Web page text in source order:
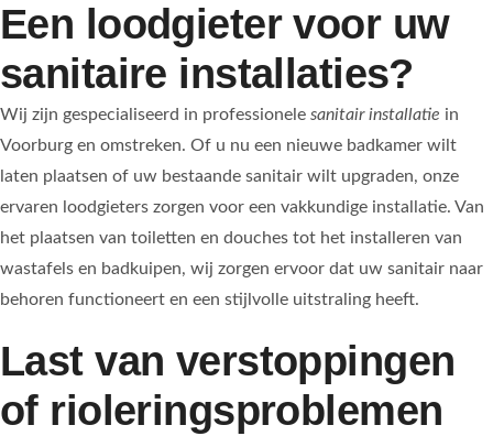
Een loodgieter voor uw
sanitaire installaties?
Wij zijn gespecialiseerd in professionele sanitair installatie in
Voorburg en omstreken. Of u nu een nieuwe badkamer wilt
laten plaatsen of uw bestaande sanitair wilt upgraden, onze
ervaren loodgieters zorgen voor een vakkundige installatie. Van
het plaatsen van toiletten en douches tot het installeren van
wastafels en badkuipen, wij zorgen ervoor dat uw sanitair naar
behoren functioneert en een stijlvolle uitstraling heeft.
Last van verstoppingen
of rioleringsproblemen